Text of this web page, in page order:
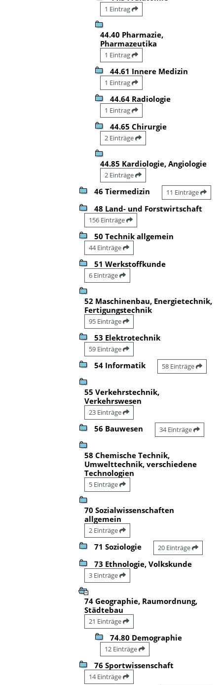
1 Eintrag
44.40 Pharmazie,
Pharmazeutika
1 Eintrag
44.61 Innere Medizin
1 Eintrag
44.64 Radiologie
1 Eintrag
44.65 Chirurgie
2 Einträge
44.85 Kardiologie, Angiologie
2 Einträge
46 Tiermedizin 11 Einträge
48 Land- und Forstwirtschaft
156 Einträge
50 Technik allgemein
44 Einträge
51 Werkstoffkunde
6 Einträge
52 Maschinenbau, Energietechnik,
Fertigungstechnik
95 Einträge
53 Elektrotechnik
59 Einträge
54 Informatik 58 Einträge
55 Verkehrstechnik,
Verkehrswesen
23 Einträge
56 Bauwesen 34 Einträge
58 Chemische Technik,
Umwelttechnik, verschiedene
Technologien
5 Einträge
70 Sozialwissenschaften
allgemein
2 Einträge
71 Soziologie 20 Einträge
73 Ethnologie, Volkskunde
3 Einträge
74 Geographie, Raumordnung,
Städtebau
21 Einträge
74.80 Demographie
12 Einträge
76 Sportwissenschaft
14 Einträge